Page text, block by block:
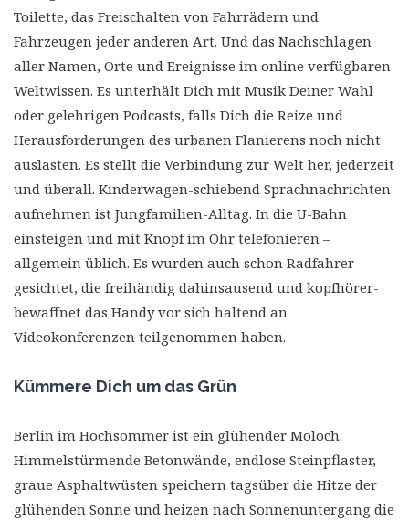
Toilette, das Freischalten von Fahrrädern und
Fahrzeugen jeder anderen Art. Und das Nachschlagen
aller Namen, Orte und Ereignisse im online verfügbaren
Weltwissen. Es unterhält Dich mit Musik Deiner Wahl
oder gelehrigen Podcasts, falls Dich die Reize und
Herausforderungen des urbanen Flanierens noch nicht
auslasten. Es stellt die Verbindung zur Welt her, jederzeit
und überall. Kinderwagen-schiebend Sprachnachrichten
aufnehmen ist Jungfamilien-Alltag. In die U-Bahn
einsteigen und mit Knopf im Ohr telefonieren –
allgemein üblich. Es wurden auch schon Radfahrer
gesichtet, die freihändig dahinsausend und kopfhörer-
bewaffnet das Handy vor sich haltend an
Videokonferenzen teilgenommen haben.
Kümmere Dich um das Grün
Berlin im Hochsommer ist ein glühender Moloch.
Himmelstürmende Betonwände, endlose Steinpflaster,
graue Asphaltwüsten speichern tagsüber die Hitze der
glühenden Sonne und heizen nach Sonnenuntergang die